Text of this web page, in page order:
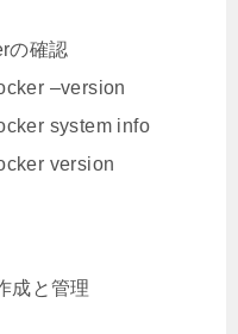
の確認
–version
system info
version
成と管理